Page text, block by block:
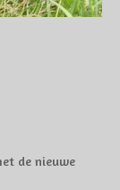
de nieuwe